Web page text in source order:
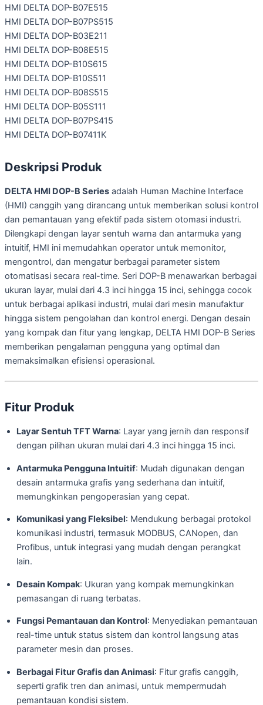
HMI DELTA DOP-B07E515
HMI DELTA DOP-B07PS515
HMI DELTA DOP-B03E211
HMI DELTA DOP-B08E515
HMI DELTA DOP-B10S615
HMI DELTA DOP-B10S511
HMI DELTA DOP-B08S515
HMI DELTA DOP-B05S111
HMI DELTA DOP-B07PS415
HMI DELTA DOP-B07411K
Deskripsi Produk
DELTA HMI DOP-B Series adalah Human Machine Interface
(HMI) canggih yang dirancang untuk memberikan solusi kontrol
dan pemantauan yang efektif pada sistem otomasi industri.
Dilengkapi dengan layar sentuh warna dan antarmuka yang
intuitif, HMI ini memudahkan operator untuk memonitor,
mengontrol, dan mengatur berbagai parameter sistem
otomatisasi secara real-time. Seri DOP-B menawarkan berbagai
ukuran layar, mulai dari 4.3 inci hingga 15 inci, sehingga cocok
untuk berbagai aplikasi industri, mulai dari mesin manufaktur
hingga sistem pengolahan dan kontrol energi. Dengan desain
yang kompak dan fitur yang lengkap, DELTA HMI DOP-B Series
memberikan pengalaman pengguna yang optimal dan
memaksimalkan efisiensi operasional.
Fitur Produk
Layar Sentuh TFT Warna: Layar yang jernih dan responsif
dengan pilihan ukuran mulai dari 4.3 inci hingga 15 inci.
Antarmuka Pengguna Intuitif: Mudah digunakan dengan
desain antarmuka grafis yang sederhana dan intuitif,
memungkinkan pengoperasian yang cepat.
Komunikasi yang Fleksibel: Mendukung berbagai protokol
komunikasi industri, termasuk MODBUS, CANopen, dan
Profibus, untuk integrasi yang mudah dengan perangkat
lain.
Desain Kompak: Ukuran yang kompak memungkinkan
pemasangan di ruang terbatas.
Fungsi Pemantauan dan Kontrol: Menyediakan pemantauan
real-time untuk status sistem dan kontrol langsung atas
parameter mesin dan proses.
Berbagai Fitur Grafis dan Animasi: Fitur grafis canggih,
seperti grafik tren dan animasi, untuk mempermudah
pemantauan kondisi sistem.